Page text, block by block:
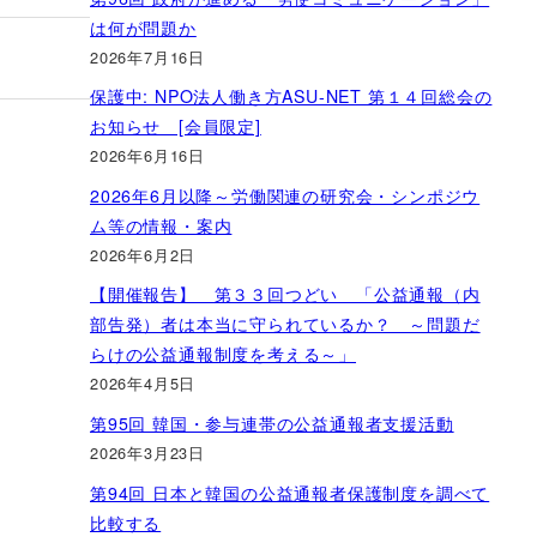
は何が問題か
2026年7月16日
保護中: NPO法人働き方ASU-NET 第１４回総会の
お知らせ [会員限定]
2026年6月16日
2026年6月以降～労働関連の研究会・シンポジウ
ム等の情報・案内
2026年6月2日
【開催報告】 第３３回つどい 「公益通報（内
部告発）者は本当に守られているか？ ～問題だ
らけの公益通報制度を考える～」
2026年4月5日
第95回 韓国・参与連帯の公益通報者支援活動
2026年3月23日
第94回 日本と韓国の公益通報者保護制度を調べて
比較する